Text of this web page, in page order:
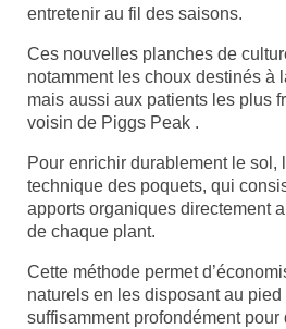
entretenir au fil des saisons.
Ces nouvelles planches de
notamment les choux destinés à
mais aussi aux patients les plus
voisin de Piggs Peak .
Pour enrichir durablement le sol,
technique des poquets, qui
apports organiques directement
de chaque plant.
Cette méthode permet
naturels en les disposant au
suffisamment profondément pour